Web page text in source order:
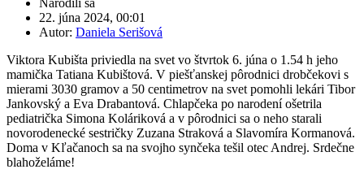
Narodili sa
22. júna 2024, 00:01
Autor: Daniela Serišová
Viktora Kubišta priviedla na svet vo štvrtok 6. júna o 1.54 h jeho
mamička Tatiana Kubištová. V piešťanskej pôrodnici drobčekovi s
mierami 3030 gramov a 50 centimetrov na svet pomohli lekári Tibor
Jankovský a Eva Drabantová. Chlapčeka po narodení ošetrila
pediatrička Simona Koláriková a v pôrodnici sa o neho starali
novorodenecké sestričky Zuzana Straková a Slavomíra Kormanová.
Doma v Kľačanoch sa na svojho synčeka tešil otec Andrej. Srdečne
blahoželáme!